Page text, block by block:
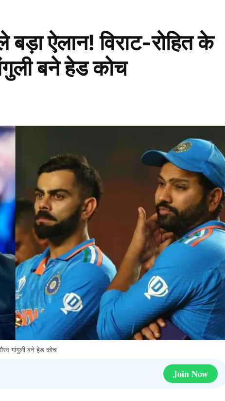
ऐलान! विराट-रोहित के
बने हेड कोच
गांगुली बने हेड कोच
Join Now